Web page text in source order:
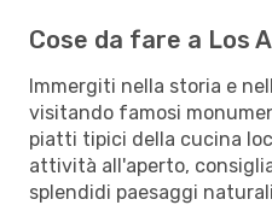
Cose da fare a Los
Immergiti nella storia e
visitando famosi
piatti tipici della cucina
attività all'aperto,
splendidi paesaggi